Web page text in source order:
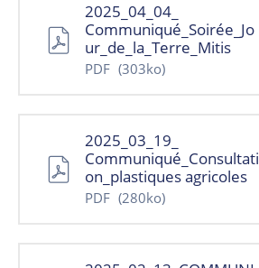
2025_04_04_
Communiqué_Soirée_Jo
ur_de_la_Terre_Mitis
PDF (303ko)
2025_03_19_
Communiqué_Consultati
on_plastiques agricoles
PDF (280ko)